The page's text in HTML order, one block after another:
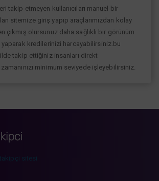
takip etmeyen kullanıcıları manuel bir
sitemize giriş yapıp araçlarımızdan kolay
çıkmış olursunuz daha sağlıklı bir görünüm
kredilerinizi harcayabilirsiniz.bu
takip ettiğiniz insanları direkt
minimum seviyede işleyebilirsiniz.
sitesi